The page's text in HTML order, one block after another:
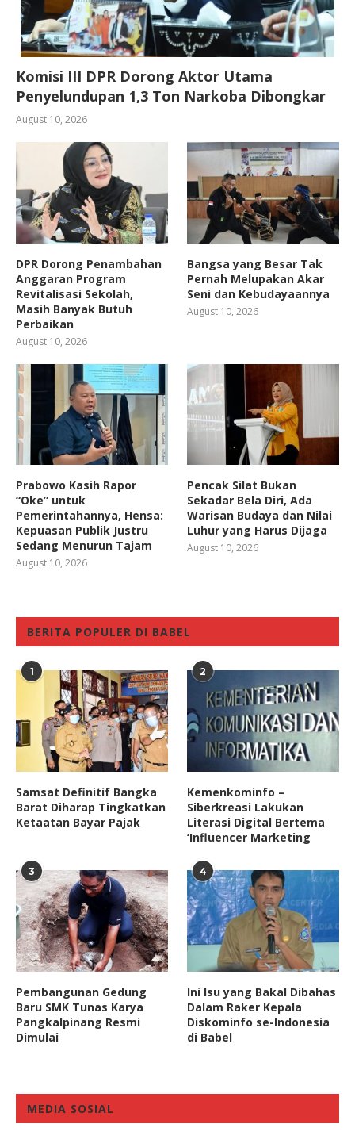
Komisi III DPR Dorong Aktor Utama
Penyelundupan 1,3 Ton Narkoba Dibongkar
August 10, 2026
DPR Dorong Penambahan
Anggaran Program
Revitalisasi Sekolah,
Masih Banyak Butuh
Perbaikan
August 10, 2026
Bangsa yang Besar Tak
Pernah Melupakan Akar
Seni dan Kebudayaannya
August 10, 2026
Prabowo Kasih Rapor
“Oke” untuk
Pemerintahannya, Hensa:
Kepuasan Publik Justru
Sedang Menurun Tajam
August 10, 2026
Pencak Silat Bukan
Sekadar Bela Diri, Ada
Warisan Budaya dan Nilai
Luhur yang Harus Dijaga
August 10, 2026
BERITA POPULER DI BABEL
1
Samsat Definitif Bangka
Barat Diharap Tingkatkan
Ketaatan Bayar Pajak
2
Kemenkominfo –
Siberkreasi Lakukan
Literasi Digital Bertema
‘Influencer Marketing
3
Pembangunan Gedung
Baru SMK Tunas Karya
Pangkalpinang Resmi
Dimulai
4
Ini Isu yang Bakal Dibahas
Dalam Raker Kepala
Diskominfo se-Indonesia
di Babel
MEDIA SOSIAL